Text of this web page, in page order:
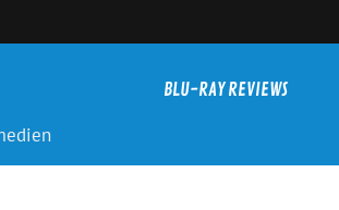
BLU-RAY REVIEWS